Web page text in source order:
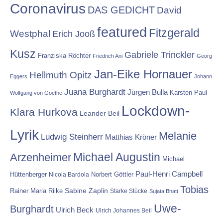
Coronavirus DAS GEDICHT David
Westphal Erich Jooß featured Fitzgerald
Kusz Franziska Röchter Friedrich Ani Gabriele Trinckler Georg
Eggers Hellmuth Opitz Jan-Eike Hornauer Johann
Wolfgang von Goethe Juana Burghardt Jürgen Bulla Karsten Paul
Klara Hurkova Leander Beil Lockdown-
Lyrik Ludwig Steinherr Matthias Kröner Melanie
Arzenheimer Michael Augustin Michael
Hüttenberger Nicola Bardola Norbert Göttler Paul-Henri Campbell
Rainer Maria Rilke Sabine Zaplin Starke Stücke Sujata Bhatt Tobias
Burghardt Ulrich Beck Ulrich Johannes Beil
Uwe-